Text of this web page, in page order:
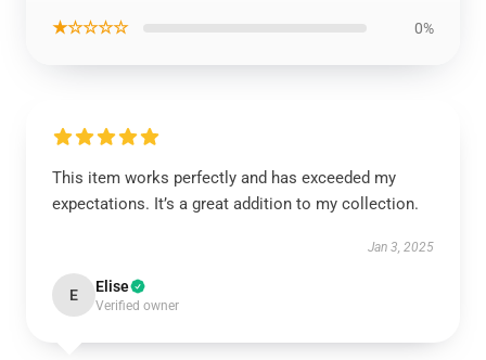
★☆☆☆☆ 0%
This item works perfectly and has exceeded my
expectations. It’s a great addition to my collection.
Jan 3, 2025
E Elise
Verified owner